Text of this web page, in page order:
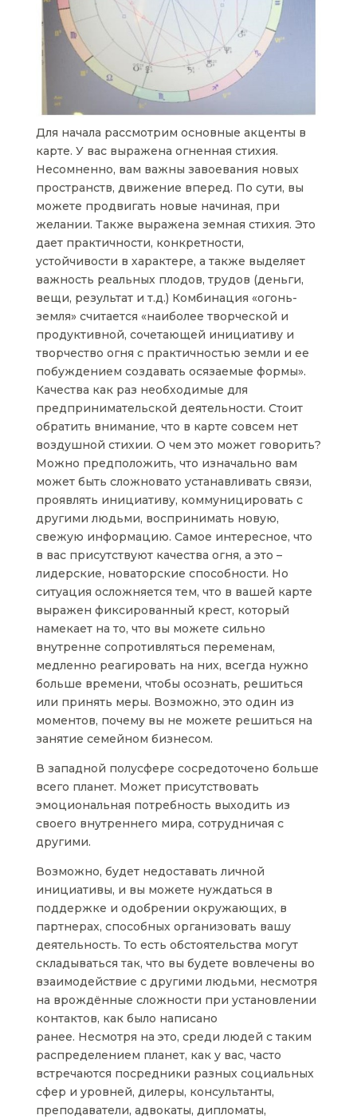
Для начала рассмотрим основные акценты в
карте. У вас выражена огненная стихия.
Несомненно, вам важны завоевания новых
пространств, движение вперед. По сути, вы
можете продвигать новые начиная, при
желании. Также выражена земная стихия. Это
дает практичности, конкретности,
устойчивости в характере, а также выделяет
важность реальных плодов, трудов (деньги,
вещи, результат и т.д.) Комбинация «огонь-
земля» считается «наиболее творческой и
продуктивной, сочетающей инициативу и
творчество огня с практичностью земли и ее
побуждением создавать осязаемые формы».
Качества как раз необходимые для
предпринимательской деятельности. Стоит
обратить внимание, что в карте совсем нет
воздушной стихии. О чем это может говорить?
Можно предположить, что изначально вам
может быть сложновато устанавливать связи,
проявлять инициативу, коммуницировать с
другими людьми, воспринимать новую,
свежую информацию. Самое интересное, что
в вас присутствуют качества огня, а это –
лидерские, новаторские способности. Но
ситуация осложняется тем, что в вашей карте
выражен фиксированный крест, который
намекает на то, что вы можете сильно
внутренне сопротивляться переменам,
медленно реагировать на них, всегда нужно
больше времени, чтобы осознать, решиться
или принять меры. Возможно, это один из
моментов, почему вы не можете решиться на
занятие семейном бизнесом.
В западной полусфере сосредоточено больше
всего планет. Может присутствовать
эмоциональная потребность выходить из
своего внутреннего мира, сотрудничая с
другими.
Возможно, будет недоставать личной
инициативы, и вы можете нуждаться в
поддержке и одобрении окружающих, в
партнерах, способных организовать вашу
деятельность. То есть обстоятельства могут
складываться так, что вы будете вовлечены во
взаимодействие с другими людьми, несмотря
на врождённые сложности при установлении
контактов, как было написано
ранее. Несмотря на это, среди людей с таким
распределением планет, как у вас, часто
встречаются посредники разных социальных
сфер и уровней, дилеры, консультанты,
преподаватели, адвокаты, дипломаты,